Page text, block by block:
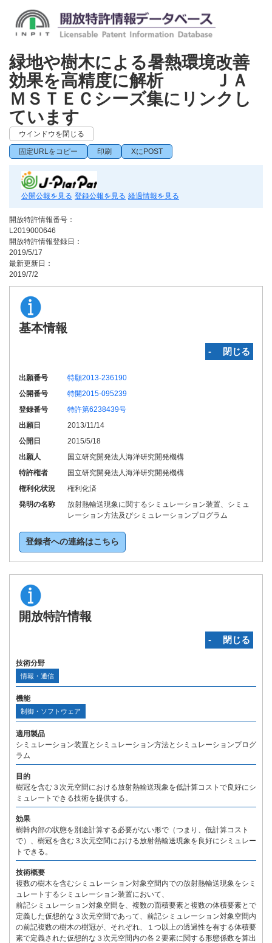
緑地や樹木による暑熱環境改善
効果を高精度に解析 ＪＡ
ＭＳＴＥＣシーズ集にリンクし
ています
ウインドウを閉じる
固定URLをコピー 印刷 XにPOST
公開公報を見る 登録公報を見る 経過情報を見る
開放特許情報番号：
L2019000646
開放特許情報登録日：
2019/5/17
最新更新日：
2019/7/2
基本情報
‐ 閉じる
出願番号
特願2013-236190
公開番号
特開2015-095239
登録番号
特許第6238439号
出願日
2013/11/14
公開日
2015/5/18
出願人
国立研究開発法人海洋研究開発機構
特許権者
国立研究開発法人海洋研究開発機構
権利化状況
権利化済
発明の名称
放射熱輸送現象に関するシミュレーション装置、シミュ
レーション方法及びシミュレーションプログラム
登録者への連絡はこちら
開放特許情報
‐ 閉じる
技術分野
情報・通信
機能
制御・ソフトウェア
適用製品
シミュレーション装置とシミュレーション方法とシミュレーションプログ
ラム
目的
樹冠を含む３次元空間における放射熱輸送現象を低計算コストで良好にシ
ミュレートできる技術を提供する。
効果
樹幹内部の状態を別途計算する必要がない形で（つまり、低計算コスト
で）、樹冠を含む３次元空間における放射熱輸送現象を良好にシミュレー
トできる。
技術概要
複数の樹木を含むシミュレーション対象空間内での放射熱輸送現象をシミ
ュレートするシミュレーション装置において、
前記シミュレーション対象空間を、複数の面積要素と複数の体積要素とで
定義した仮想的な３次元空間であって、前記シミュレーション対象空間内
の前記複数の樹木の樹冠が、それぞれ、１つ以上の透過性を有する体積要
素で定義された仮想的な３次元空間内の各２要素に関する形態係数を算出